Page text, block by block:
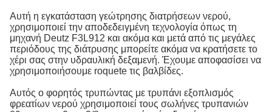
Αυτή η εγκατάσταση γεώτρησης διατρήσεων νερού,
χρησιμοποιεί την αποδεδειγμένη τεχνολογία όπως τη
μηχανή Deutz F3L912 και ακόμα και μετά από τις μεγάλες
περιόδους της διάτρυσης μπορείτε ακόμα να κρατήσετε το
χέρι σας στην υδραυλική δεξαμενή. Έχουμε αποφασίσει να
χρησιμοποιήσουμε roquete τις βαλβίδες.
Αυτός ο φορητός τρυπώντας με τρυπάνι εξοπλισμός
φρεατίων νερού χρησιμοποιεί τους σωλήνες τρυπανιών